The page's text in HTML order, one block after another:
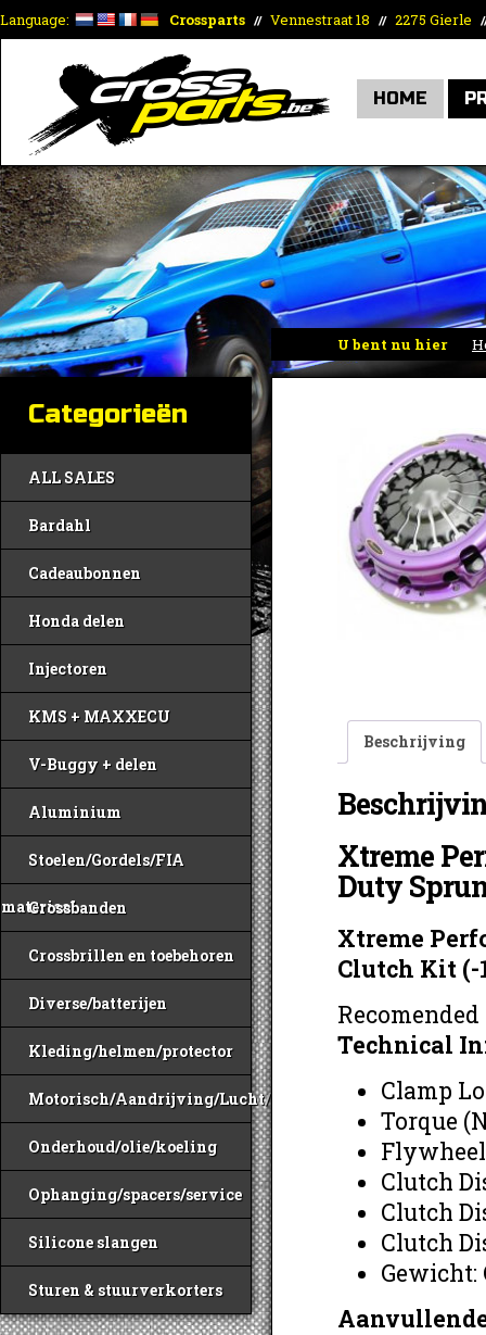
Language: Crossparts // Vennestraat 18 // 2275 Gierle
HOME
U bent nu hier
Categorieën
ALL SALES
Bardahl
Cadeaubonnen
Honda delen
Injectoren
KMS + MAXXECU
V-Buggy + delen
Aluminium
Stoelen/Gordels/FIA
materiaal
Crossbanden
Crossbrillen en toebehoren
Diverse/batterijen
Kleding/helmen/protector
Motorisch/Aandrijving/Lucht/Benzine
Onderhoud/olie/koeling
Ophanging/spacers/service
Silicone slangen
Sturen & stuurverkorters
Beschrijving
Xtreme
Duty
Xtreme
Clutch Kit (-
Technical
Clamp
Torque
Flywheel
Clutch
Clutch
Clutch
Gewicht: